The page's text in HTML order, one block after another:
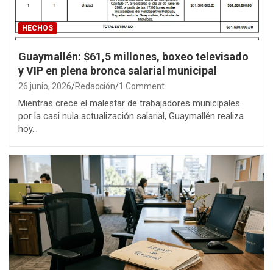
HECHOS
Guaymallén: $61,5 millones, boxeo televisado
y VIP en plena bronca salarial municipal
26 junio, 2026 Redacción 1 Comment
Mientras crece el malestar de trabajadores municipales
por la casi nula actualización salarial, Guaymallén realiza
hoy…